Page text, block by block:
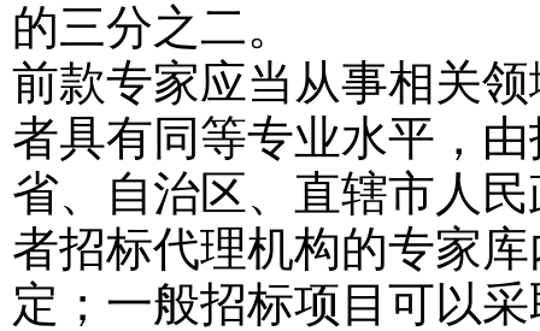
的三分之二。
前款专家应当从事相关
者具有同等专业水平，
省、自治区、直辖市人
者招标代理机构的专家
定；一般招标项目可以